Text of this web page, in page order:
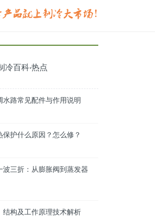
冷百科·热点
路常见配件与作用说明
护什么原因？怎么修？
波三折：从膨胀阀到蒸发器
结构及工作原理技术解析